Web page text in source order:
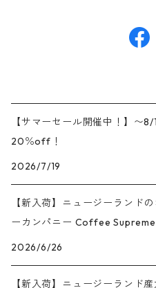
【サマーセール開催中！】〜
20％off！
2026/7/19
【新入荷】ニュージーランド
ーカンパニー Coffee Supreme
2026/6/26
【新入荷】ニュージーランド